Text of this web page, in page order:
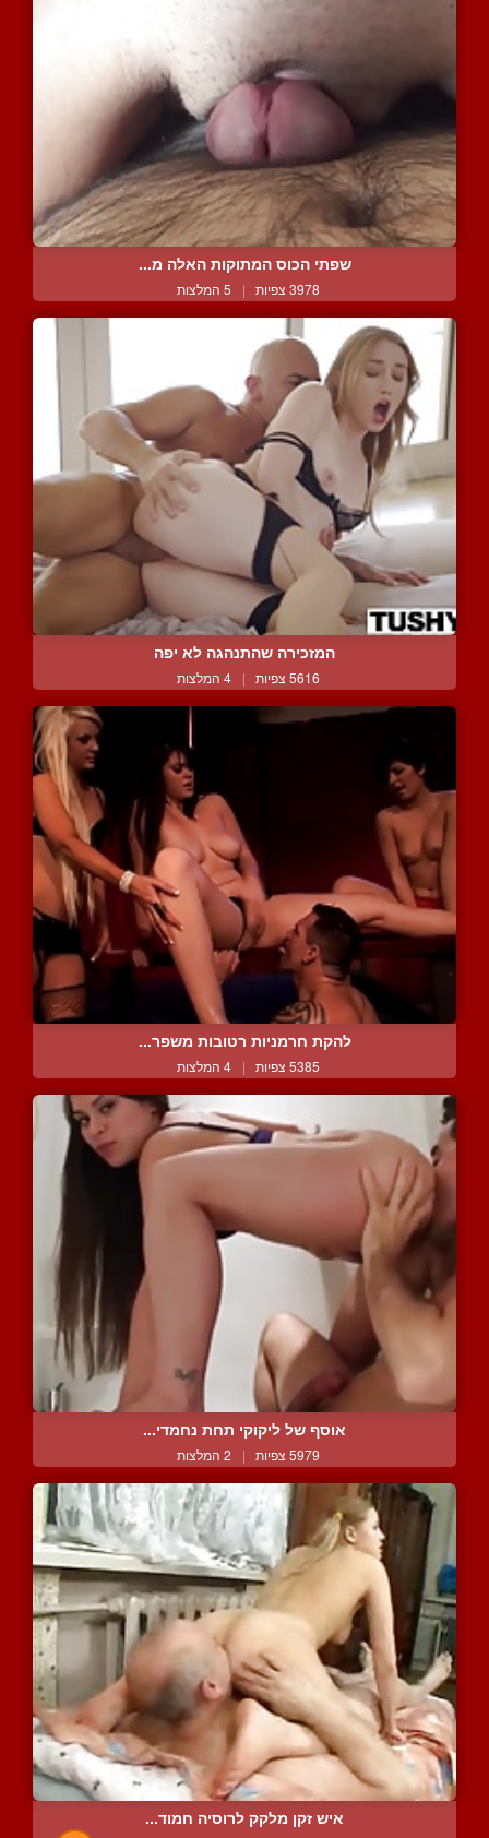
שפתי הכוס המתוקות האלה מ...
3978 צפיות | 5 המלצות
המזכירה שהתנהגה לא יפה
5616 צפיות | 4 המלצות
להקת חרמניות רטובות משפר...
5385 צפיות | 4 המלצות
אוסף של ליקוקי תחת נחמדי...
5979 צפיות | 2 המלצות
איש זקן מלקק לרוסיה חמוד...